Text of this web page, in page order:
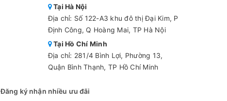
Tại Hà Nội
Địa chỉ: Số 122-A3 khu đô thị Đại Kim, P
Định Công, Q Hoàng Mai, TP Hà Nội
Tại Hồ Chí Minh
Địa chỉ: 281/4 Bình Lợi, Phường 13,
Quận Bình Thạnh, TP Hồ Chí Minh
Đăng ký nhận nhiều ưu đãi